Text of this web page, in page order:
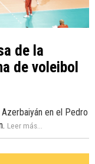
de la
de voleibol
en el Pedro
Leer más...